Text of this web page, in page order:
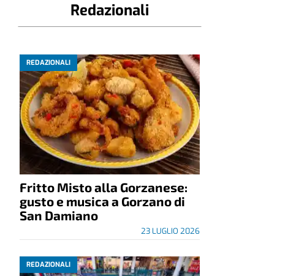
Redazionali
REDAZIONALI
Fritto Misto alla Gorzanese:
gusto e musica a Gorzano di
San Damiano
23 LUGLIO 2026
REDAZIONALI